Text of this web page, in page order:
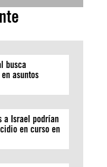
busca
asuntos
a Israel podrían
en curso en